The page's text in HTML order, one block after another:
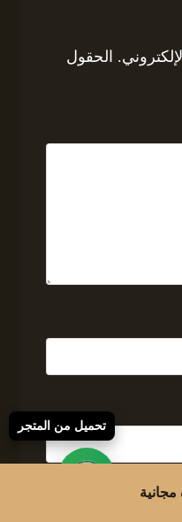
الحقول
تحميل من المتجر